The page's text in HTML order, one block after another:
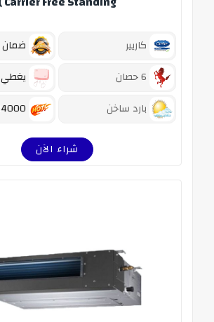
كاريير
ضمان 5 سنوات
يغطي 42 متر
بارد ساخن
شراء الآن